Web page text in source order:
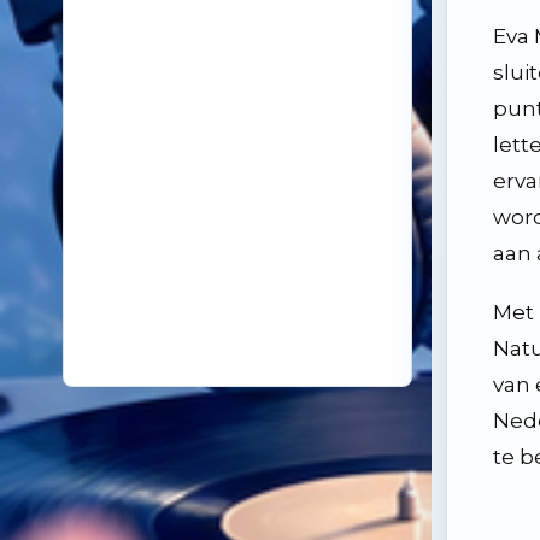
14 oktober 2025
Eva
aan
Met
van
te